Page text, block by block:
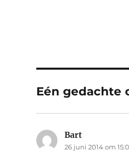
Eén gedachte
Bart
26 juni 2014 om